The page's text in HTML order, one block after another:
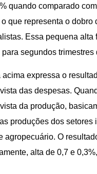
quando comparado
o que representa o dobro
Essa pequena alta
para segundos trimestres
acima expressa o
das despesas.
da produção,
produções dos setores
agropecuário. O
alta de 0,7 e